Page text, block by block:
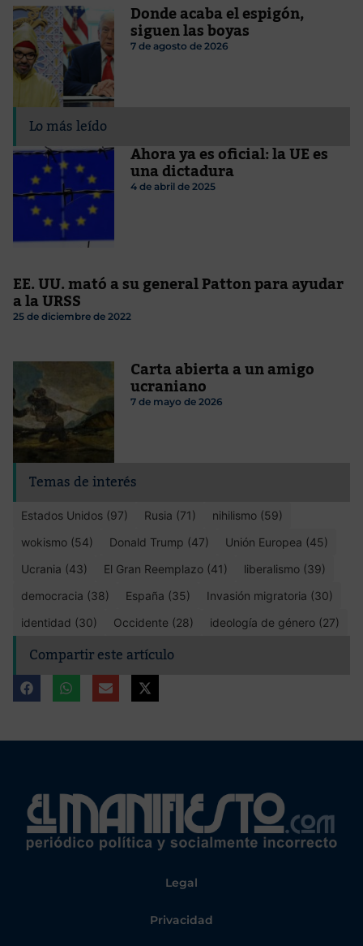
Donde acaba el espigón,
siguen las boyas
7 de agosto de 2026
Lo más leído
Ahora ya es oficial: la UE es
una dictadura
4 de abril de 2025
EE. UU. mató a su general Patton para ayudar
a la URSS
25 de diciembre de 2022
Carta abierta a un amigo
ucraniano
7 de mayo de 2026
Temas de interés
Estados Unidos (97) Rusia (71)
nihilismo (59)
wokismo (54)
Donald Trump (47)
Unión Europea (45)
Ucrania (43)
El Gran Reemplazo (41)
liberalismo (39)
democracia (38)
España (35)
Invasión migratoria (30)
identidad (30)
Occidente (28) ideología de género (27)
Compartir este artículo
Legal
Privacidad